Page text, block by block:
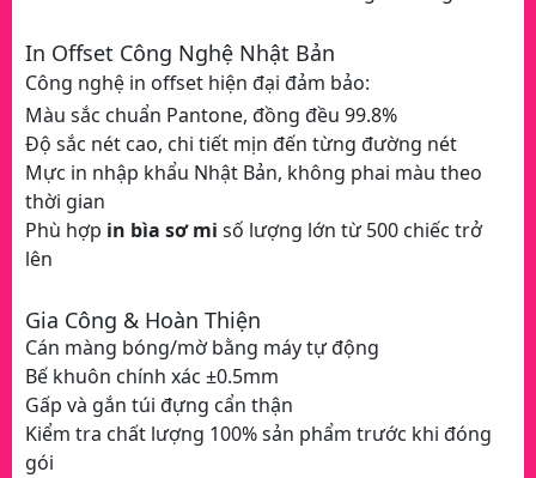
In Offset Công Nghệ Nhật Bản
Công nghệ in offset hiện đại đảm bảo:
Màu sắc chuẩn Pantone, đồng đều 99.8%
Độ sắc nét cao, chi tiết mịn đến từng đường nét
Mực in nhập khẩu Nhật Bản, không phai màu theo
thời gian
Phù hợp in bìa sơ mi số lượng lớn từ 500 chiếc trở
lên
Gia Công & Hoàn Thiện
Cán màng bóng/mờ bằng máy tự động
Bế khuôn chính xác ±0.5mm
Gấp và gắn túi đựng cẩn thận
Kiểm tra chất lượng 100% sản phẩm trước khi đóng
gói